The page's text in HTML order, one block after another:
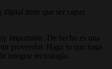
tiene que ser capaz
importante. De hecho es una
proveedor. Haga lo que haga
integrar tecnología.